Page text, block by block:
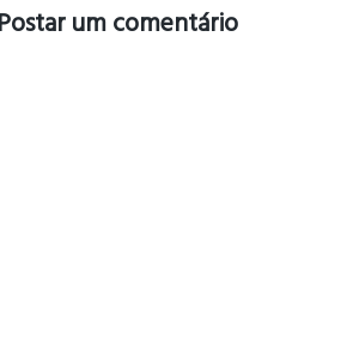
Postar um comentário